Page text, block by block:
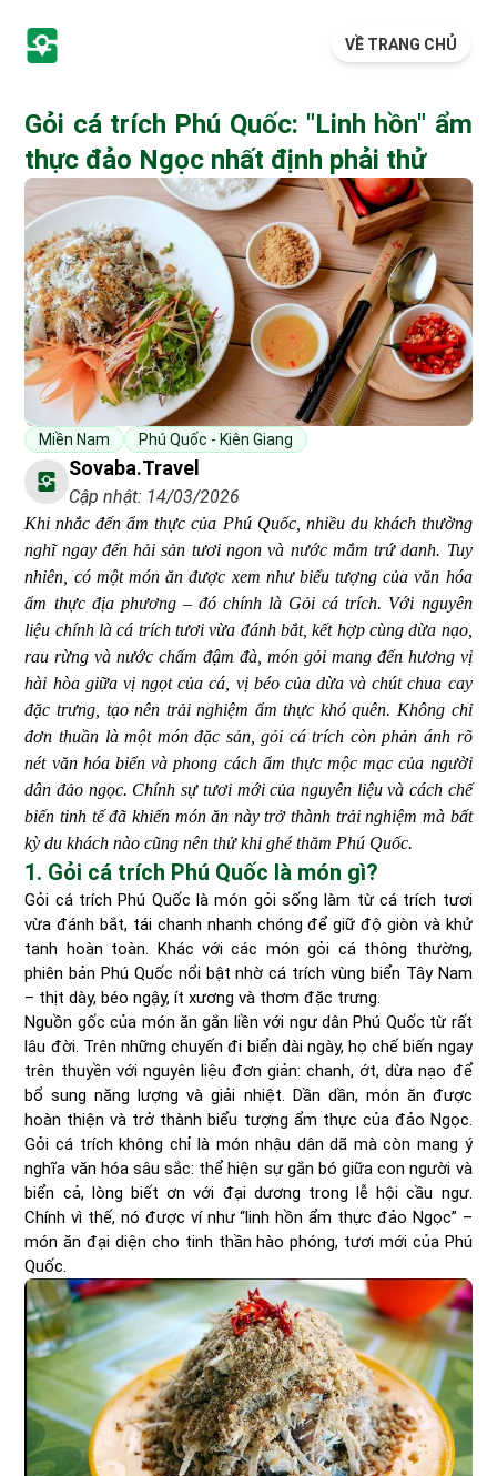
VỀ TRANG CHỦ
Gỏi cá trích Phú Quốc: "Linh hồn" ẩm
thực đảo Ngọc nhất định phải thử
Miền Nam Phú Quốc - Kiên Giang
Sovaba.travel
Cập nhật: 14/03/2026
Khi nhắc đến ẩm thực của Phú Quốc, nhiều du khách thường
nghĩ ngay đến hải sản tươi ngon và nước mắm trứ danh. Tuy
nhiên, có một món ăn được xem như biểu tượng của văn hóa
ẩm thực địa phương – đó chính là Gỏi cá trích. Với nguyên
liệu chính là cá trích tươi vừa đánh bắt, kết hợp cùng dừa nạo,
rau rừng và nước chấm đậm đà, món gỏi mang đến hương vị
hài hòa giữa vị ngọt của cá, vị béo của dừa và chút chua cay
đặc trưng, tạo nên trải nghiệm ẩm thực khó quên. Không chỉ
đơn thuần là một món đặc sản, gỏi cá trích còn phản ánh rõ
nét văn hóa biển và phong cách ẩm thực mộc mạc của người
dân đảo ngọc. Chính sự tươi mới của nguyên liệu và cách chế
biến tinh tế đã khiến món ăn này trở thành trải nghiệm mà bất
kỳ du khách nào cũng nên thử khi ghé thăm Phú Quốc.
1. Gỏi cá trích Phú Quốc là món gì?
Gỏi cá trích Phú Quốc là món gỏi sống làm từ cá trích tươi
vừa đánh bắt, tái chanh nhanh chóng để giữ độ giòn và khử
tanh hoàn toàn. Khác với các món gỏi cá thông thường,
phiên bản Phú Quốc nổi bật nhờ cá trích vùng biển Tây Nam
– thịt dày, béo ngậy, ít xương và thơm đặc trưng.
Nguồn gốc của món ăn gắn liền với ngư dân Phú Quốc từ rất
lâu đời. Trên những chuyến đi biển dài ngày, họ chế biến ngay
trên thuyền với nguyên liệu đơn giản: chanh, ớt, dừa nạo để
bổ sung năng lượng và giải nhiệt. Dần dần, món ăn được
hoàn thiện và trở thành biểu tượng ẩm thực của đảo Ngọc.
Gỏi cá trích không chỉ là món nhậu dân dã mà còn mang ý
nghĩa văn hóa sâu sắc: thể hiện sự gắn bó giữa con người và
biển cả, lòng biết ơn với đại dương trong lễ hội cầu ngư.
Chính vì thế, nó được ví như “linh hồn ẩm thực đảo Ngọc” –
món ăn đại diện cho tinh thần hào phóng, tươi mới của Phú
Quốc.